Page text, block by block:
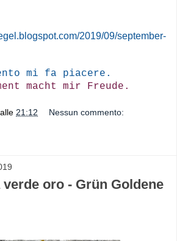
2019/09/september-
mi fa piacere.
macht mir Freude.
alle 21:12 Nessun commento:
oro - Grün Goldene